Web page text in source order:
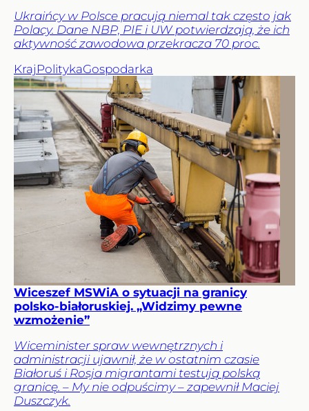
Ukraińcy w Polsce pracują niemal tak często jak
Polacy. Dane NBP, PIE i UW potwierdzają, że ich
aktywność zawodowa przekracza 70 proc.
Kraj PolitykaGospodarka
Wiceszef MSWiA o sytuacji na granicy
polsko-białoruskiej. „Widzimy pewne
wzmożenie”
Wiceminister spraw wewnętrznych i
administracji ujawnił, że w ostatnim czasie
Białoruś i Rosja migrantami testują polską
granicę. – My nie odpuścimy – zapewnił Maciej
Duszczyk.